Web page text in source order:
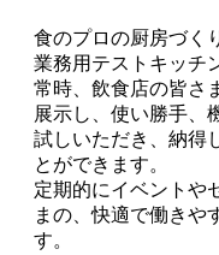
食のプロの厨房づく
業務用テストキッチ
常時、飲食店の皆さ
展示し、使い勝手、
試しいただき、納得
とができます。
定期的にイベントや
まの、快適で働きや
す。